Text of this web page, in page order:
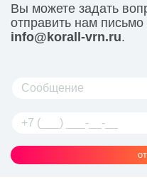
Вы можете задать
отправить нам
info@korall-vrn.ru.